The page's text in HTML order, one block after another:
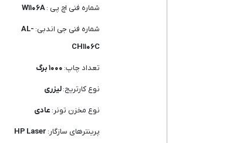
شماره فنی اچ پی :W۱۱۰۶A
شماره فنی جی اندبی: AL-
CH۱۱۰۶C
تعداد چاپ:
نوع کارتریج:لیزری
نوع مخزن تونر: عادی
پرینترهای سازگار: HP Laser